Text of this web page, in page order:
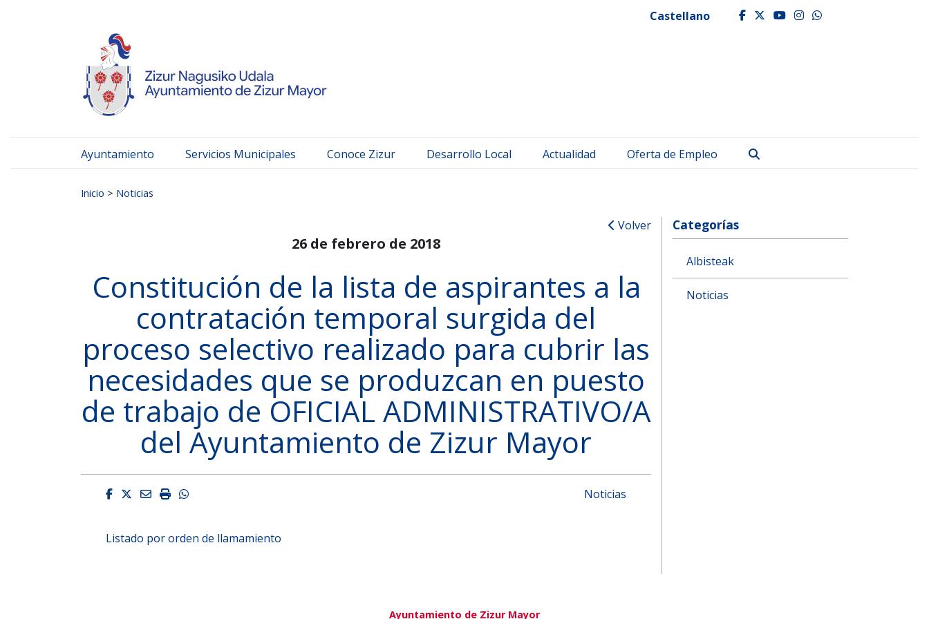
Castellano facebook
twitter
youtube
instagram
whatsapp
Ayuntamiento Servicios Municipales Conoce Zizur Desarrollo Local Actualidad Oferta de Empleo
Inicio > Noticias
Volver
26 de febrero de 2018
Constitución de la lista de aspirantes a la
contratación temporal surgida del
proceso selectivo realizado para cubrir las
necesidades que se produzcan en puesto
de trabajo de OFICIAL ADMINISTRATIVO/A
del Ayuntamiento de Zizur Mayor
Facebook
Twitter
EmailImprimirWhatsapp Noticias
Listado por orden de llamamiento
Categorías
Albisteak
Noticias
Ayuntamiento de Zizur Mayor